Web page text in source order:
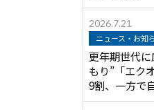
2026.7.21
ニュース・お知
更年期世代に
もり”「エク
9割、一方で